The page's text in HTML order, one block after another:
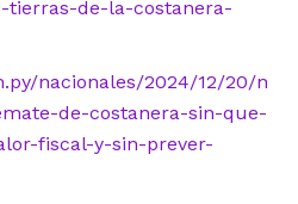
tierras-de-la-costanera-
nacionales/2024/12/20/n
de-costanera-sin-que-
fiscal-y-sin-prever-